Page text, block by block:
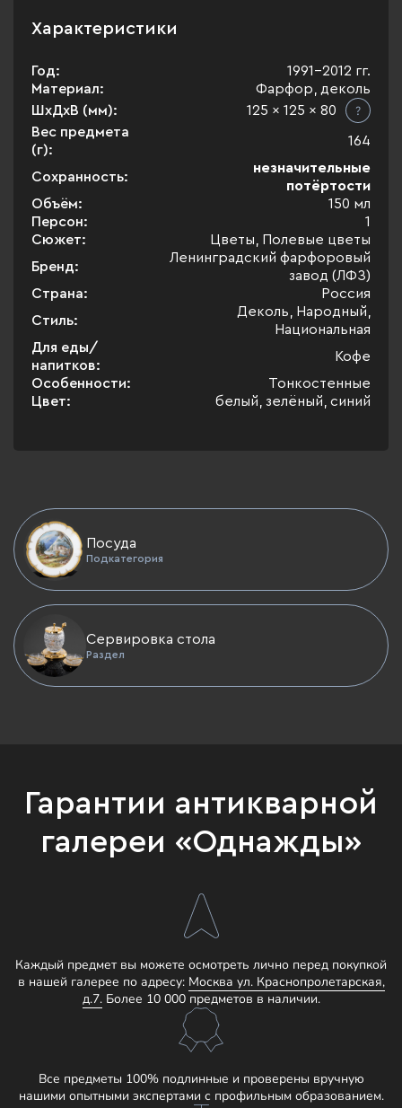
Характеристики
Год:
1991-2012 гг.
Материал:
Фарфор, деколь
ШхДхВ (мм):
125 x 125 x 80
Вес предмета
(г):
164
Сохранность:
незначительные
потёртости
Объём:
150 мл
Персон:
1
Сюжет:
Цветы, Полевые цветы
Бренд:
Ленинградский фарфоровый
завод (ЛФЗ)
Страна:
Россия
Стиль:
Деколь, Народный,
Национальная
Для еды/
напитков:
Кофе
Особенности:
Тонкостенные
Цвет:
белый, зелёный, синий
Посуда
Подкатегория
Сервировка стола
Раздел
Гарантии антикварной
галереи «Однажды»
Каждый предмет вы можете осмотреть лично перед покупкой
в нашей галерее по адресу: Москва ул. Краснопролетарская,
д.7.Более 10 000 предметов в наличии.
Все предметы 100% подлинные и проверены вручную
нашими опытными экспертами с профильным образованием.